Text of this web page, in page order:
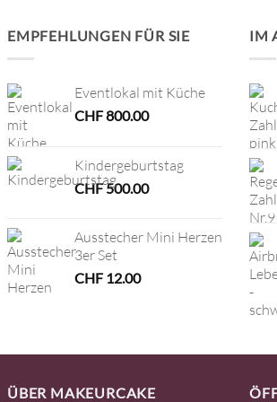
EMPFEHLUNGEN FÜR SIE
Eventlokal mit Küche
CHF800.00
Kindergeburtstag
CHF500.00
Ausstecher Mini Herzen
3er Set
CHF12.00
IM
ÜBER MAKEURCAKE